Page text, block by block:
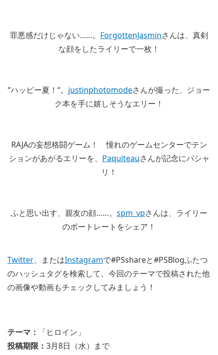
罪悪感だけじゃない……。 ForgottenJasminさんは、真剣
な顔をしたライリーで一枚！
“ハッピー夏！“。 justinphotomodeさんが撮った、ジョー
ク本を手に嬉しそうなエリー！
RAJAの妄想格闘ゲーム！ 憧れのゲームセンターでテン
ションがあがるエリーを、 Paquiteauさんが記念にパシャ
リ！
ふと思い出す、親友の顔……。 spm_vpさんは、ライリー
のポートレートをシェア！
Twitter、またはInstagramで#PSshareと#PSBlogふたつ
のハッシュタグを検索して、今回のテーマで投稿された他
の画像や動画もチェックしてみましょう！
テーマ：
「ヒロイン」
投稿期限： 3月8日（水）まで